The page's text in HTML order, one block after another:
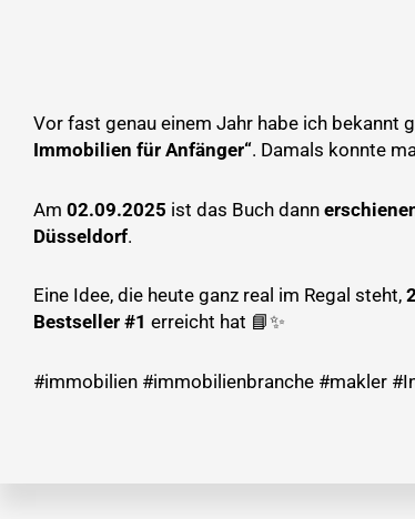
Vor fast genau einem Jahr habe ich bekannt
Immobilien für Anfänger“. Damals konnte
Am 02.09.2025 ist das Buch dann
Düsseldorf.
Eine Idee, die heute ganz real im Regal steht,
Bestseller #1 erreicht hat 📘✨
#immobilien #immobilienbranche #makler